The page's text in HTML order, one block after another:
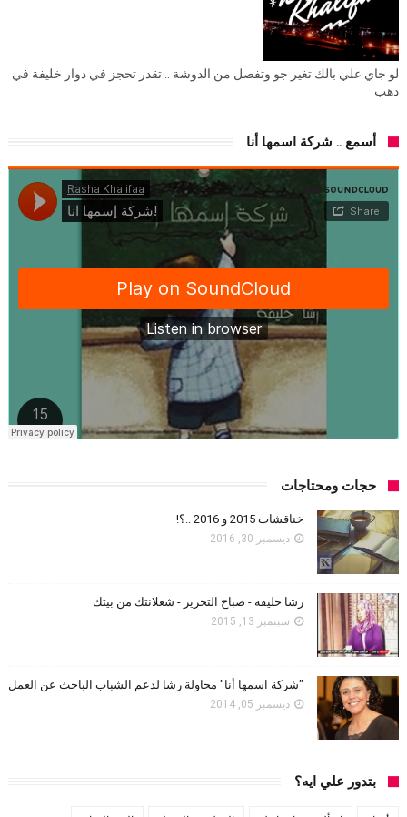
لو جاي علي بالك تغير جو وتفصل من الدوشة .. تقدر تحجز في دوار خليفة في
دهب
أسمع .. شركة اسمها أنا
حجات ومحتاجات
خناقشات 2015 و 2016 ..؟!
ديسمبر 30, 2016
رشا خليفة - صباح التحرير - شغلانتك من بيتك
سبتمبر 13, 2015
"شركة اسمها أنا" محاولة رشا لدعم الشباب الباحث عن العمل
ديسمبر 05, 2014
بتدور علي ايه؟